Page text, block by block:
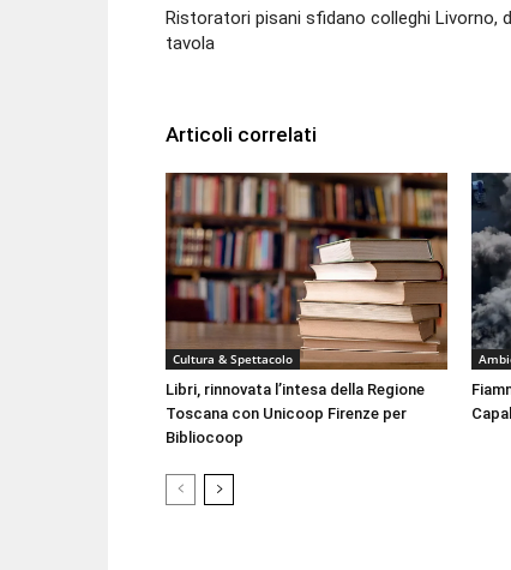
Ristoratori pisani sfidano colleghi Livorno,
tavola
Articoli correlati
Cultura & Spettacolo
Libri, rinnovata l’intesa della Regione
Toscana con Unicoop Firenze per
Bibliocoop